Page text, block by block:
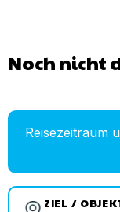
Noch nicht
Reisezeitraum
ZIEL /